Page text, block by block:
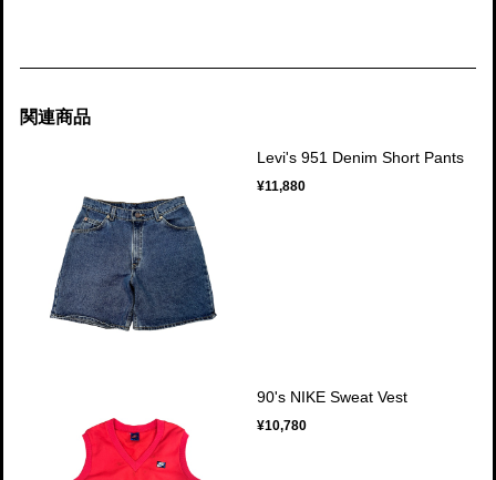
関連商品
Levi's 951 Denim Short Pants
¥11,880
90's NIKE Sweat Vest
¥10,780